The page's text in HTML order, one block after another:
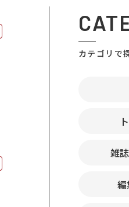
カテゴリで
雑
編